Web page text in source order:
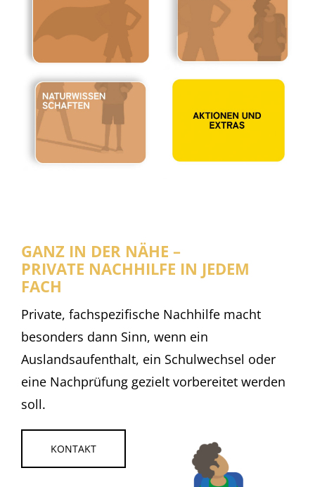
GANZ IN DER NÄHE –
PRIVATE NACHHILFE IN JEDEM
FACH
Private, fachspezifische Nachhilfe macht
besonders dann Sinn, wenn ein
Auslandsaufenthalt, ein Schulwechsel oder
eine Nachprüfung gezielt vorbereitet werden
soll.
KONTAKT